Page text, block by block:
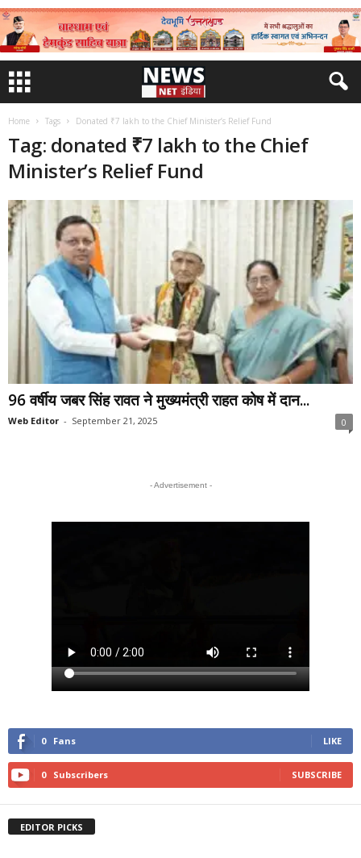
Home Tags Donated ₹7 lakh to the Chief Minister’s Relief Fund
Tag: donated ₹7 lakh to the Chief
Minister’s Relief Fund
96 वर्षीय जबर सिंह रावत ने मुख्यमंत्री राहत कोष में दान...
Web Editor - September 21, 2025 0
- Advertisement -
0 Fans LIKE
0 Subscribers SUBSCRIBE
EDITOR PICKS